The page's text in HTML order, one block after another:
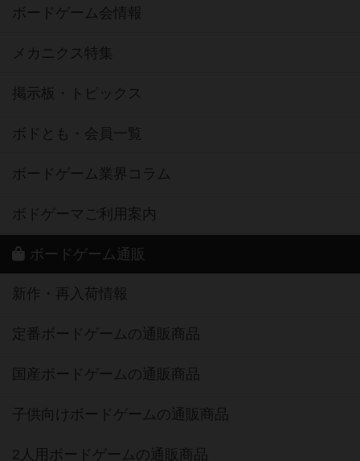
ボードゲーム会情報
メカニクス特集
掲示板・トピックス
ボドとも・会員一覧
ボードゲーム業界コラム
ボドゲーマご利用案内
ボードゲーム通販
新作・再入荷情報
定番ボードゲームの通販商品
国産ボードゲームの通販商品
子供向けボードゲームの通販商品
2人用ボードゲームの通販商品